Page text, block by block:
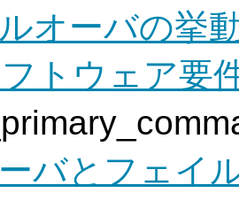
オーバの挙
トウェア要
バとフェイ